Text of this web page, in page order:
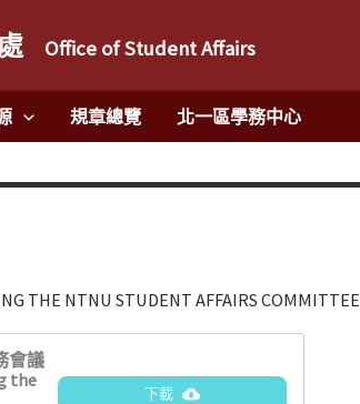
Office of Student Affairs
規章總覽 北一區學務中心
THE NTNU STUDENT AFFAIRS COMMITTEE
會議
the
下載